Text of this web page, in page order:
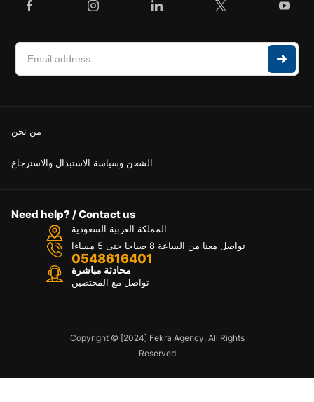
من نحن
الشحن وسياسة الاستبدال والاسترجاع
Need help? / Contact us
المملكة العربية السعودية
تواصل معنا من الساعة 8 صباحا حتى 5 مساءا
0548616401
محادثة مباشرة
تواصل مع المختصين
Copyright © [2024] Fekra Agency. All Rights
Reserved